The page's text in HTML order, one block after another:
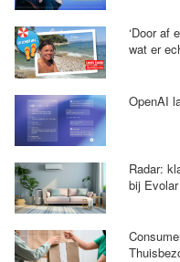
‘Door af
wat er
OpenAI
Radar:
bij Evolar